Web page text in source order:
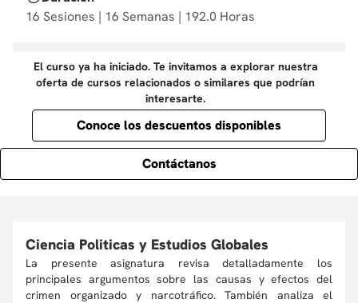
16 Sesiones | 16 Semanas | 192.0 Horas
El curso ya ha iniciado. Te invitamos a explorar nuestra
oferta de cursos relacionados o similares que podrían
interesarte.
Conoce los descuentos disponibles
Contáctanos
Ciencia Politicas y Estudios Globales
La presente asignatura revisa detalladamente los
principales argumentos sobre las causas y efectos del
crimen organizado y narcotráfico. También analiza el